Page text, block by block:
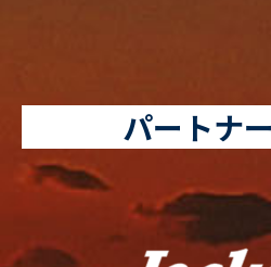
パートナ